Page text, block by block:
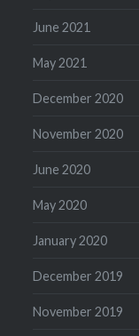
June 2021
May 2021
December 2020
November 2020
June 2020
May 2020
January 2020
December 2019
November 2019